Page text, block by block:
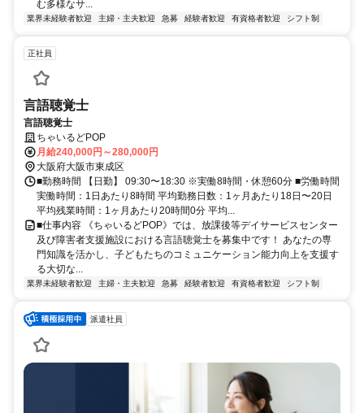
む多様なサ...
業界未経験者歓迎 主婦・主夫歓迎 急募 経験者歓迎 有資格者歓迎 シフト制
正社員
言語聴覚士
言語聴覚士
ちゃいるどPOP
月給240,000円～280,000円
大阪府大阪市東成区
■勤務時間 【日勤】 09:30〜18:30 ※実働8時間・休憩60分 ■労働時間
実働時間：1日あたり8時間 平均勤務日数：1ヶ月あたり18日〜20日
平均残業時間：1ヶ月あたり20時間0分 平均...
■仕事内容 《ちゃいるどPOP》では、放課後等デイサービスセンター
及び障害者支援施設における言語聴覚士を募集中です！ あなたの専
門知識を活かし、子どもたちのコミュニケーション能力向上を支援す
る大切な...
業界未経験者歓迎 主婦・主夫歓迎 急募 経験者歓迎 有資格者歓迎 シフト制
派遣社員